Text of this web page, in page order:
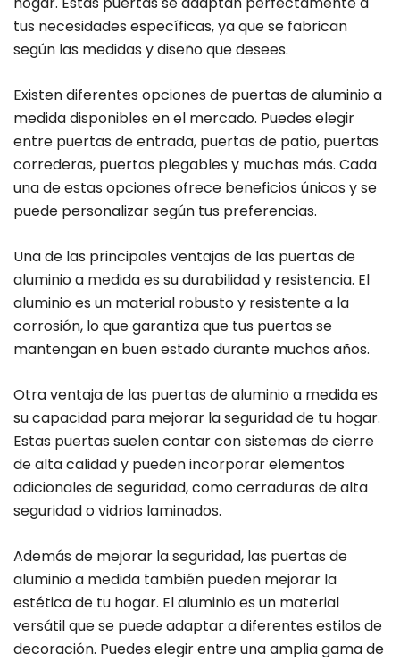
tus necesidades específicas, ya que se fabrican
según las medidas y diseño que desees.
Existen diferentes opciones de puertas de aluminio a
medida disponibles en el mercado. Puedes elegir
entre puertas de entrada, puertas de patio, puertas
correderas, puertas plegables y muchas más. Cada
una de estas opciones ofrece beneficios únicos y se
puede personalizar según tus preferencias.
Una de las principales ventajas de las puertas de
aluminio a medida es su durabilidad y resistencia. El
aluminio es un material robusto y resistente a la
corrosión, lo que garantiza que tus puertas se
mantengan en buen estado durante muchos años.
Otra ventaja de las puertas de aluminio a medida es
su capacidad para mejorar la seguridad de tu hogar.
Estas puertas suelen contar con sistemas de cierre
de alta calidad y pueden incorporar elementos
adicionales de seguridad, como cerraduras de alta
seguridad o vidrios laminados.
Además de mejorar la seguridad, las puertas de
aluminio a medida también pueden mejorar la
estética de tu hogar. El aluminio es un material
versátil que se puede adaptar a diferentes estilos de
decoración. Puedes elegir entre una amplia gama de